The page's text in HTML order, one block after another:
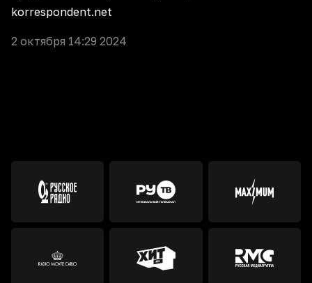
korrespondent.net
2 октября 14:29 2024